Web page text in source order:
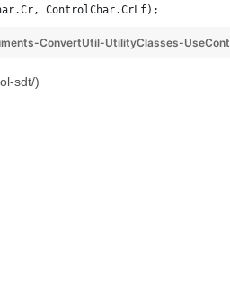
ControlChar.CrLf);
ConvertUtil-UtilityClasses-
sdt/)